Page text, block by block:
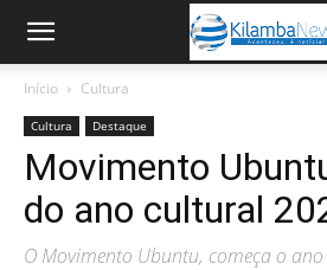
Início Cultura
Cultura Destaque
Movimento
do ano cultural
O Movimento Ubuntu, começa o